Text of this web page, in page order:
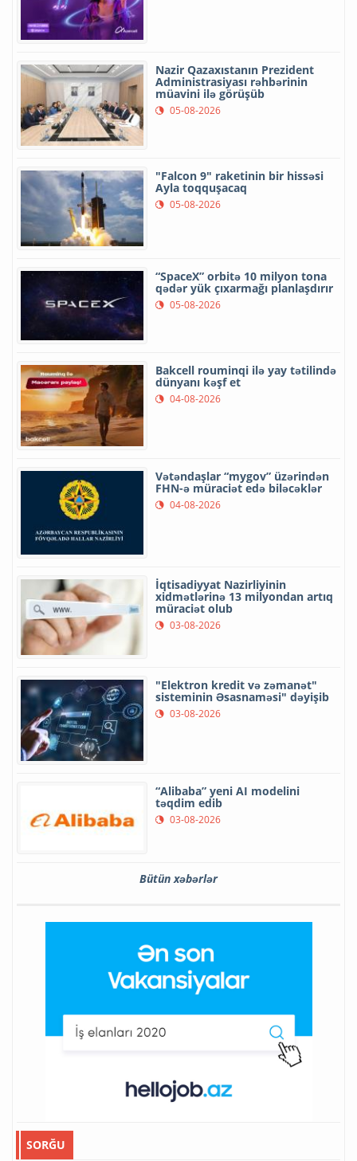
Nazir Qazaxıstanın Prezident
Administrasiyası rəhbərinin
müavini ilə görüşüb
05-08-2026
"Falcon 9" raketinin bir hissəsi
Ayla toqquşacaq
05-08-2026
“SpaceX” orbitə 10 milyon tona
qədər yük çıxarmağı planlaşdırır
05-08-2026
Bakcell rouminqi ilə yay tətilində
dünyanı kəşf et
04-08-2026
Vətəndaşlar “mygov” üzərindən
FHN-ə müraciət edə biləcəklər
04-08-2026
İqtisadiyyat Nazirliyinin
xidmətlərinə 13 milyondan artıq
müraciət olub
03-08-2026
"Elektron kredit və zəmanət"
sisteminin Əsasnaməsi" dəyişib
03-08-2026
“Alibaba” yeni AI modelini
təqdim edib
03-08-2026
Bütün xəbərlər
SORĞU